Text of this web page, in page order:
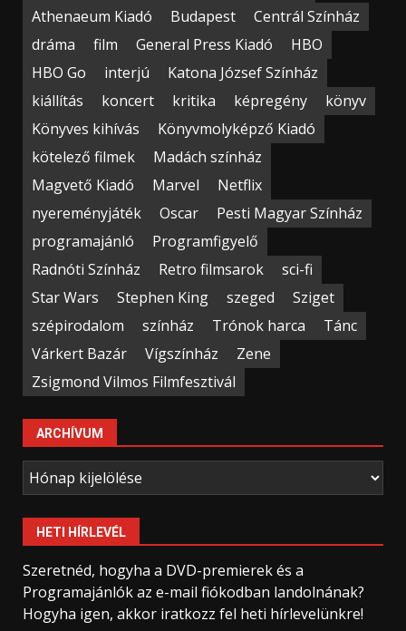
Athenaeum Kiadó
Budapest
Centrál Színház
dráma
film General Press Kiadó
HBO
HBO Go
interjú
Katona József Színház
kiállítás
koncert kritika képregény
könyv
Könyves kihívás
Könyvmolyképző Kiadó
kötelező filmek
Madách színház
Magvető Kiadó
Marvel
Netflix
nyereményjáték
Oscar
Pesti Magyar Színház
programajánló
Programfigyelő
Radnóti Színház
Retro filmsarok
sci-fi
Star Wars
Stephen King szeged
Sziget
szépirodalom
színház Trónok harca
Tánc
Várkert Bazár
Vígszínház
Zene
Zsigmond Vilmos Filmfesztivál
ARCHÍVUM
Archívum
HETI HÍRLEVÉL
Szeretnéd, hogyha a DVD-premierek és a
Programajánlók az e-mail fiókodban landolnának?
Hogyha igen, akkor iratkozz fel heti hírlevelünkre!